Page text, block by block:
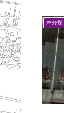
未分類